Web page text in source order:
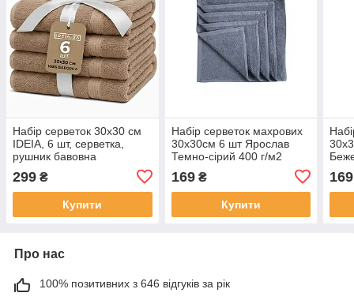
Набір серветок 30х30 см
IDEIA, 6 шт, серветка,
рушник бавовна
299 ₴
Купити
Набір серветок махрових
30х30см 6 шт Ярослав
Темно-сірий 400 г/м2
169₴
Купити
169
Про нас
100% позитивних з 646 відгуків за рік